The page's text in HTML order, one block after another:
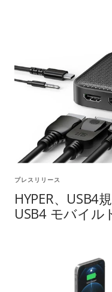
プレスリリース
HYPER、USB4
USB4 モバイル